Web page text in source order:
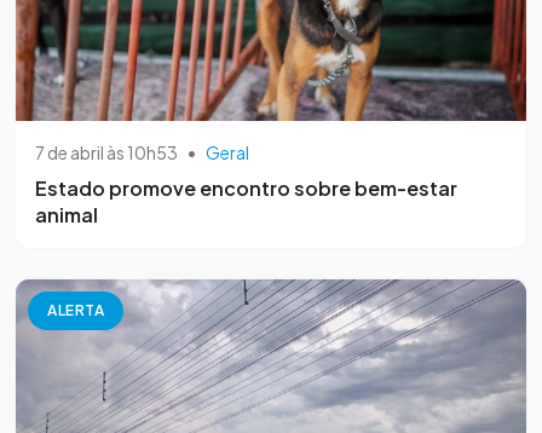
7 de abril às 10h53 • Geral
Estado promove encontro sobre bem-estar
animal
ALERTA